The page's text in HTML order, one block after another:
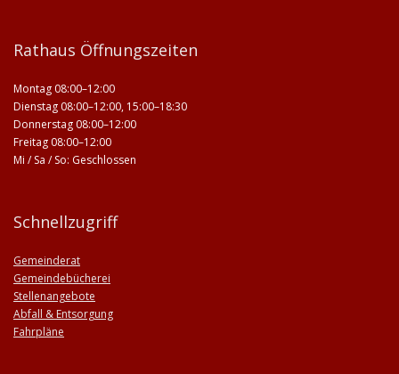
Rathaus Öffnungszeiten
Montag 08:00–12:00
Dienstag 08:00–12:00, 15:00–18:30
Donnerstag 08:00–12:00
Freitag 08:00–12:00
Mi / Sa / So: Geschlossen
Schnellzugriff
Gemeinderat
Gemeindebücherei
Stellenangebote
Abfall & Entsorgung
Fahrpläne